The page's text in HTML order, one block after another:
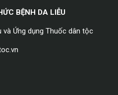
BỆNH DA LIỄU
và Ứng dụng Thuốc dân tộc